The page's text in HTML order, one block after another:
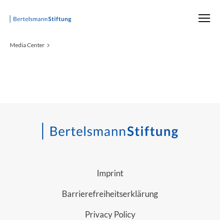
Startseite
Media Center
Imprint
Barrierefreiheitserklärung
Privacy Policy